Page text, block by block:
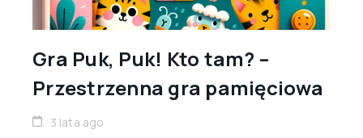
Gra Puk, Puk! Kto tam? –
Przestrzenna gra pamięciowa
3 lata ago